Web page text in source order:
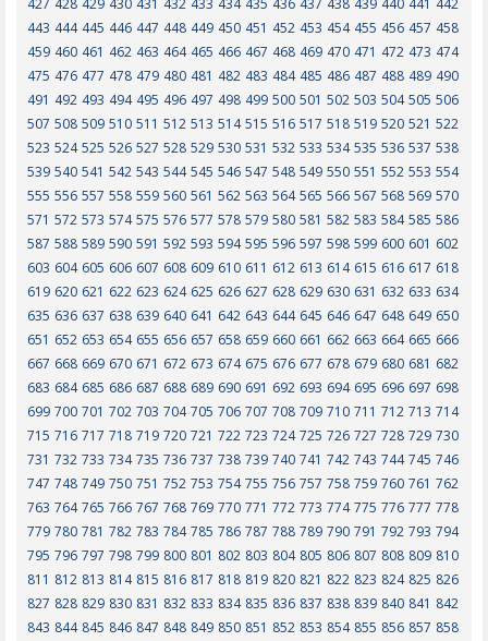
427 428 429 430 431 432 433 434 435 436 437 438 439 440 441 442
443 444 445 446 447 448 449 450 451 452 453 454 455 456 457 458
459 460 461 462 463 464 465 466 467 468 469 470 471 472 473 474
475 476 477 478 479 480 481 482 483 484 485 486 487 488 489 490
491 492 493 494 495 496 497 498 499 500 501 502 503 504 505 506
507 508 509 510 511 512 513 514 515 516 517 518 519 520 521 522
523 524 525 526 527 528 529 530 531 532 533 534 535 536 537 538
539 540 541 542 543 544 545 546 547 548 549 550 551 552 553 554
555 556 557 558 559 560 561 562 563 564 565 566 567 568 569 570
571 572 573 574 575 576 577 578 579 580 581 582 583 584 585 586
587 588 589 590 591 592 593 594 595 596 597 598 599 600 601 602
603 604 605 606 607 608 609 610 611 612 613 614 615 616 617 618
619 620 621 622 623 624 625 626 627 628 629 630 631 632 633 634
635 636 637 638 639 640 641 642 643 644 645 646 647 648 649 650
651 652 653 654 655 656 657 658 659 660 661 662 663 664 665 666
667 668 669 670 671 672 673 674 675 676 677 678 679 680 681 682
683 684 685 686 687 688 689 690 691 692 693 694 695 696 697 698
699 700 701 702 703 704 705 706 707 708 709 710 711 712 713 714
715 716 717 718 719 720 721 722 723 724 725 726 727 728 729 730
731 732 733 734 735 736 737 738 739 740 741 742 743 744 745 746
747 748 749 750 751 752 753 754 755 756 757 758 759 760 761 762
763 764 765 766 767 768 769 770 771 772 773 774 775 776 777 778
779 780 781 782 783 784 785 786 787 788 789 790 791 792 793 794
795 796 797 798 799 800 801 802 803 804 805 806 807 808 809 810
811 812 813 814 815 816 817 818 819 820 821 822 823 824 825 826
827 828 829 830 831 832 833 834 835 836 837 838 839 840 841 842
843 844 845 846 847 848 849 850 851 852 853 854 855 856 857 858